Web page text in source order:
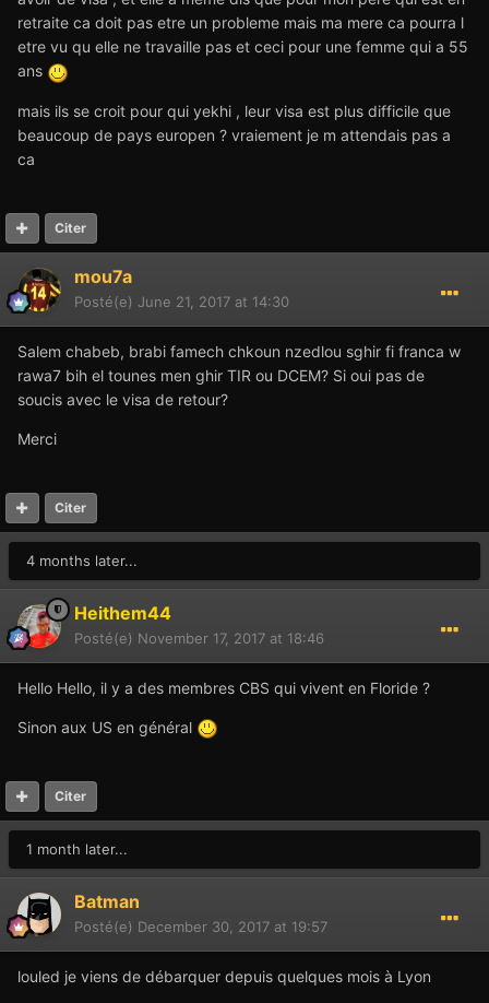
retraite ca doit pas etre un probleme mais ma mere ca pourra l
etre vu qu elle ne travaille pas et ceci pour une femme qui a 55
ans
mais ils se croit pour qui yekhi , leur visa est plus difficile que
beaucoup de pays europen ? vraiement je m attendais pas a
ca
Citer
mou7a
Posté(e) June 21, 2017 at 14:30
Salem chabeb, brabi famech chkoun nzedlou sghir fi franca w
rawa7 bih el tounes men ghir TIR ou DCEM? Si oui pas de
soucis avec le visa de retour?
Merci
Citer
4 months later...
Heithem44
Posté(e) November 17, 2017 at 18:46
Hello Hello, il y a des membres CBS qui vivent en Floride ?
Sinon aux US en général
Citer
1 month later...
Batman
Posté(e) December 30, 2017 at 19:57
louled je viens de débarquer depuis quelques mois à Lyon